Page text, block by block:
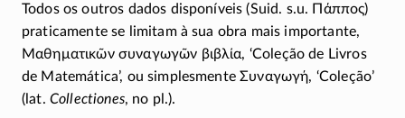
Todos os outros dados disponíveis (Suid. s.u. Πάππος)
praticamente se limitam à sua obra mais importante,
Μαθηματικῶν συναγωγῶν βιβλία, ‘Coleção de Livros
de Matemática’, ou simplesmenteΣυναγωγή, ‘Coleção’
(lat. Collectiones, no pl.).